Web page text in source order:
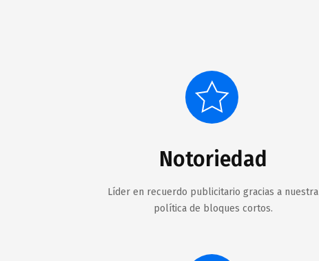
Notoriedad
Líder en recuerdo publicitario gracias a nuestra
política de bloques cortos.